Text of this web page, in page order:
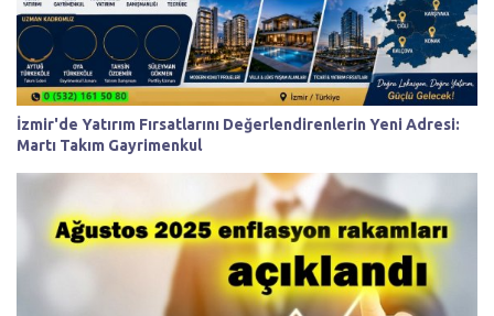
İzmir'de Yatırım Fırsatlarını Değerlendirenlerin Yeni Adresi:
Martı Takım Gayrimenkul